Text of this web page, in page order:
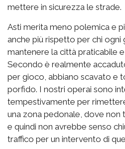
mettere in sicurezza le strade.
Asti merita meno polemica e
anche più rispetto per chi ogni
mantenere la città praticabile e
Secondo è realmente
per gioco, abbiano scavato e
porfido. I nostri operai sono
tempestivamente per
una zona pedonale, dove non
e quindi non avrebbe senso
traffico per un intervento di